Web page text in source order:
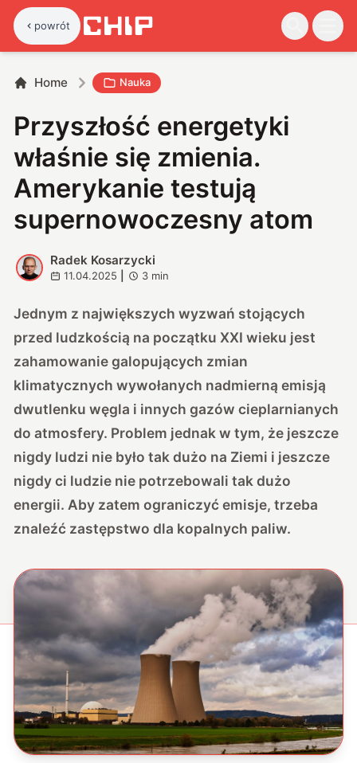
powrót
Home Nauka
Przyszłość energetyki
właśnie się zmienia.
Amerykanie testują
supernowoczesny atom
R
Radek Kosarzycki
11.04.2025 3 min
Jednym z największych wyzwań stojących
przed ludzkością na początku XXI wieku jest
zahamowanie galopujących zmian
klimatycznych wywołanych nadmierną emisją
dwutlenku węgla i innych gazów cieplarnianych
do atmosfery. Problem jednak w tym, że jeszcze
nigdy ludzi nie było tak dużo na Ziemi i jeszcze
nigdy ci ludzie nie potrzebowali tak dużo
energii. Aby zatem ograniczyć emisje, trzeba
znaleźć zastępstwo dla kopalnych paliw.